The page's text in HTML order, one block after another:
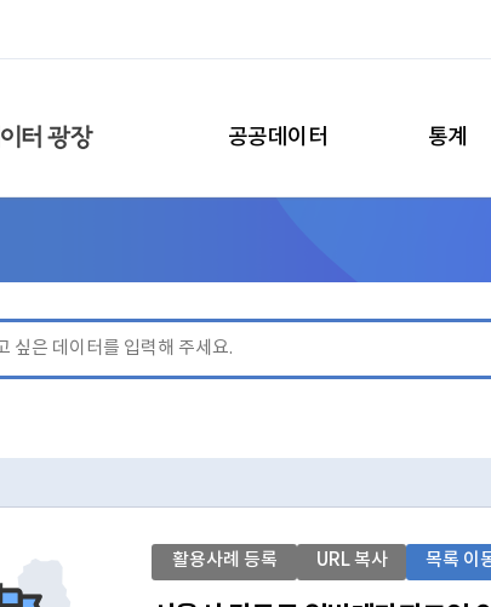
공공데이터 통계
활용사례 등록 URL 복사 목록 이